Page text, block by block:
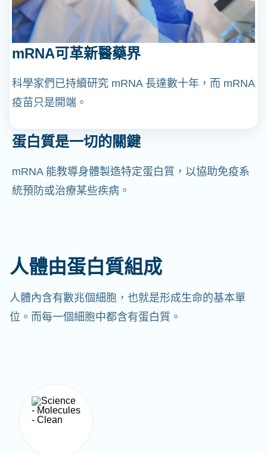
mRNA可革新醫藥界
科學家們已持續研究 mRNA 長達數十年，而 mRNA
疫苗只是開端。
蛋白質是一切的關鍵
mRNA 能教導身體製造特定蛋白質，以協助免疫系
統預防或治療某些疾病。
人體由蛋白質組成
人體內含有數兆個細胞，也就是形成生命的基本單
位。而每一個細胞中都含有蛋白質。